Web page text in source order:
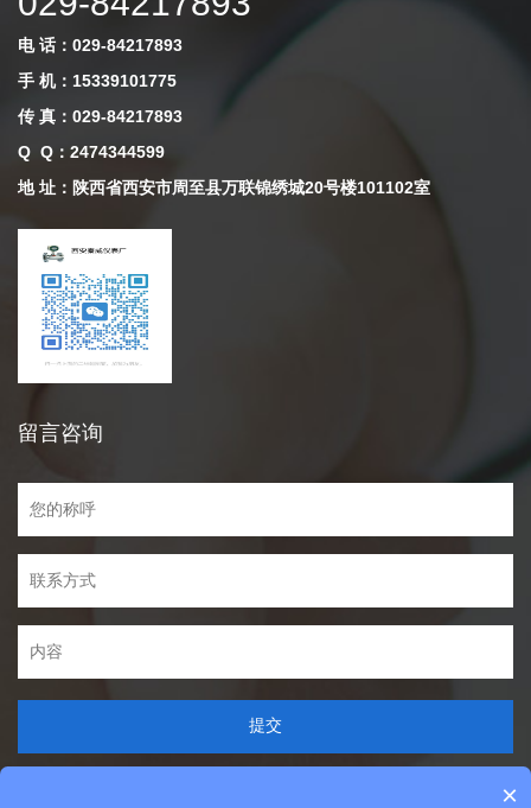
电 话：029-84217893
手 机：15339101775
传 真：029-84217893
Q Q ： 2474344599
地 址：陕西省西安市周至县万联锦绣城20号楼101102室
留言咨询
提交
×